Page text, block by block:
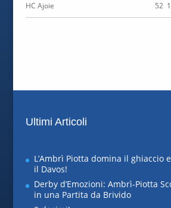
HC Ajoie 52
Ultimi Articoli
L’Ambrì Piotta domina il ghiaccio
il Davos!
Derby d’Emozioni: Ambrì-Piotta
in una Partita da Brivido